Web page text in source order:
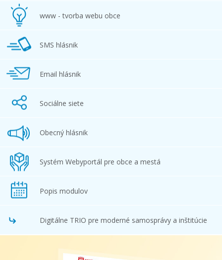
www - tvorba webu obce
SMS hlásnik
Email hlásnik
Sociálne siete
Obecný hlásnik
Systém Webyportál pre obce a mestá
Popis modulov
Digitálne TRIO pre moderné samosprávy a inštitúcie